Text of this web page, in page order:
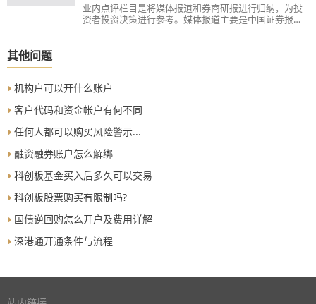
业内点评栏目是将媒体报道和券商研报进行归纳，为投
资者投资决策进行参考。媒体报道主要是中国证券报、
其他问题
机构户可以开什么账户
客户代码和资金帐户有何不同
任何人都可以购买风险警示...
融资融券账户怎么解绑
科创板基金买入后多久可以交易
科创板股票购买有限制吗?
国债逆回购怎么开户及费用详解
深港通开通条件与流程